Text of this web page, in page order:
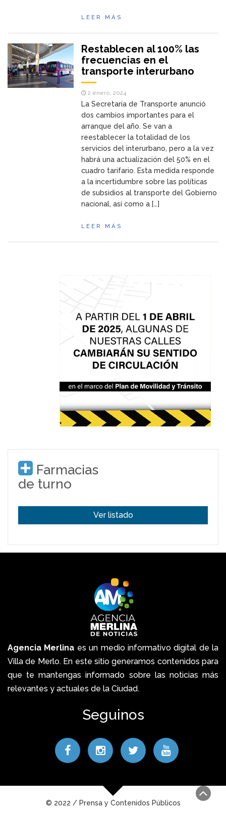
LEER MÁS
Restablecen al 100% las
frecuencias en el
transporte interurbano
2 enero, 2024
La Secretaria de Transporte anunció
dos cambios importantes para el
arranque del año. Se van a
reestablecer la totalidad de los
servicios del interurbano, pero a la vez
habrá una actualización del 50% en el
cuadro tarifario. Esta medida responde
a la incertidumbre sobre las políticas
de subsidios al transporte del Gobierno
nacional, así como a […]
LEER MÁS
Farmacias
de turno
Ver listado
Agencia Merlina es un medio informativo digital de la
Villa de Merlo. En este sitio generamos contenidos para
que te mantengas informado sobre las noticias más
relevantes y actuales de la Ciudad.
Seguinos
© 2022 / Prensa y Contenidos Públicos